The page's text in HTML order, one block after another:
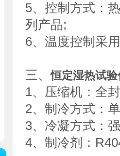
5、控制方式：
列产品;
6、温度控制采用
三、恒定湿热试
1、压缩机：全
2、制冷方式：单
3、冷凝方式：
4、制冷剂：